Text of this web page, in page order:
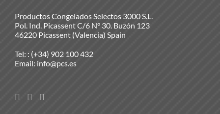
Productos Congelados Selectos 3000 S.L.
Pol. Ind. Picassent C/6 N° 30. Buzón 123
46220 Picassent (Valencia) Spain
Tel: : (+34) 902 100 432
Email: info@pcs.es